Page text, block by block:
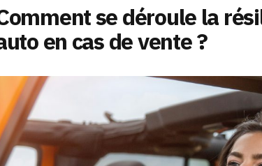
se déroule la
en cas de vente ?